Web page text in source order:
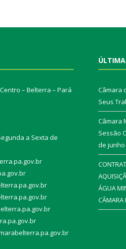
– Belterra – Pará
a Sexta de
r
Câmara
Seus
Câmara
Sessão
de junho
ÁGUA
CÂMARA